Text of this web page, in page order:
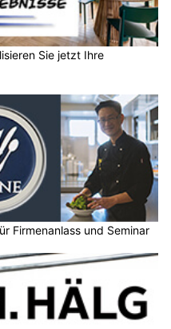
Sie jetzt Ihre
Firmenanlass und Seminar